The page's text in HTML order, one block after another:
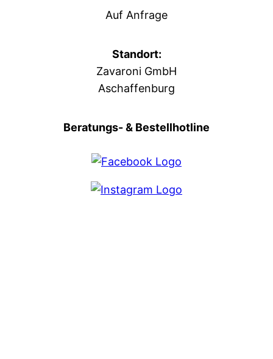
Auf Anfrage
Standort:
Zavaroni GmbH
Aschaffenburg
Beratungs- & Bestellhotline